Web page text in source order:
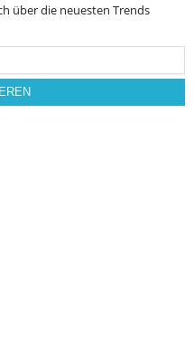
über die neuesten Trends